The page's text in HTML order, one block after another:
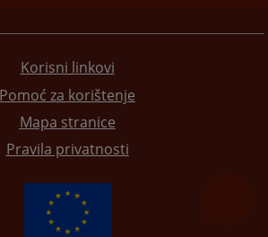
Korisni linkovi
Pomoć za korištenje
Mapa stranice
Pravila privatnosti